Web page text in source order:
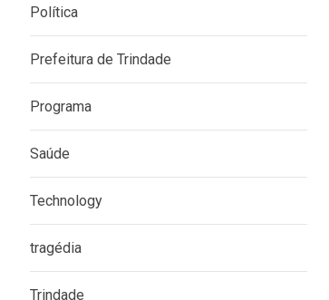
Política
Prefeitura de Trindade
Programa
Saúde
Technology
tragédia
Trindade